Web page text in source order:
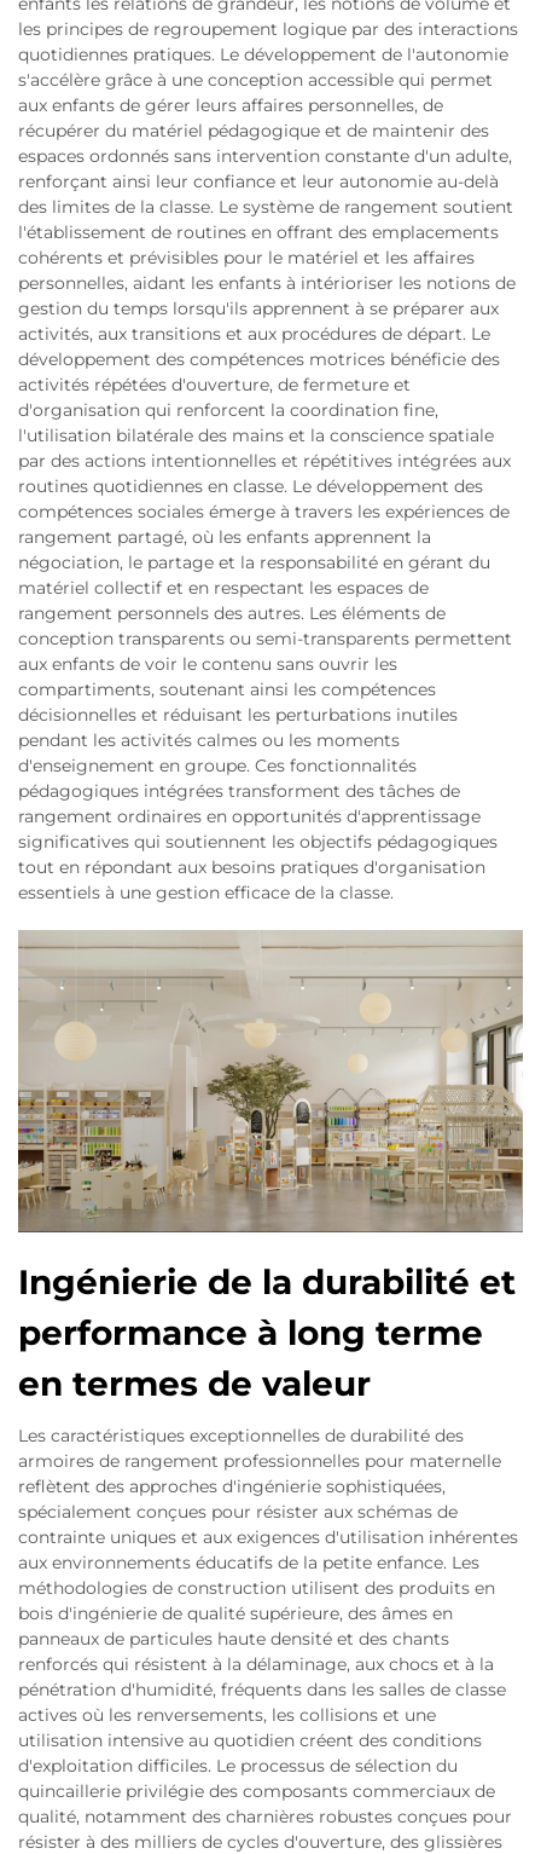
les principes de regroupement logique par des interactions
quotidiennes pratiques. Le développement de l'autonomie
s'accélère grâce à une conception accessible qui permet
aux enfants de gérer leurs affaires personnelles, de
récupérer du matériel pédagogique et de maintenir des
espaces ordonnés sans intervention constante d'un adulte,
renforçant ainsi leur confiance et leur autonomie au-delà
des limites de la classe. Le système de rangement soutient
l'établissement de routines en offrant des emplacements
cohérents et prévisibles pour le matériel et les affaires
personnelles, aidant les enfants à intérioriser les notions de
gestion du temps lorsqu'ils apprennent à se préparer aux
activités, aux transitions et aux procédures de départ. Le
développement des compétences motrices bénéficie des
activités répétées d'ouverture, de fermeture et
d'organisation qui renforcent la coordination fine,
l'utilisation bilatérale des mains et la conscience spatiale
par des actions intentionnelles et répétitives intégrées aux
routines quotidiennes en classe. Le développement des
compétences sociales émerge à travers les expériences de
rangement partagé, où les enfants apprennent la
négociation, le partage et la responsabilité en gérant du
matériel collectif et en respectant les espaces de
rangement personnels des autres. Les éléments de
conception transparents ou semi-transparents permettent
aux enfants de voir le contenu sans ouvrir les
compartiments, soutenant ainsi les compétences
décisionnelles et réduisant les perturbations inutiles
pendant les activités calmes ou les moments
d'enseignement en groupe. Ces fonctionnalités
pédagogiques intégrées transforment des tâches de
rangement ordinaires en opportunités d'apprentissage
significatives qui soutiennent les objectifs pédagogiques
tout en répondant aux besoins pratiques d'organisation
essentiels à une gestion efficace de la classe.
Ingénierie de la durabilité et
performance à long terme
en termes de valeur
Les caractéristiques exceptionnelles de durabilité des
armoires de rangement professionnelles pour maternelle
reflètent des approches d'ingénierie sophistiquées,
spécialement conçues pour résister aux schémas de
contrainte uniques et aux exigences d'utilisation inhérentes
aux environnements éducatifs de la petite enfance. Les
méthodologies de construction utilisent des produits en
bois d'ingénierie de qualité supérieure, des âmes en
panneaux de particules haute densité et des chants
renforcés qui résistent à la délaminage, aux chocs et à la
pénétration d'humidité, fréquents dans les salles de classe
actives où les renversements, les collisions et une
utilisation intensive au quotidien créent des conditions
d'exploitation difficiles. Le processus de sélection du
quincaillerie privilégie des composants commerciaux de
qualité, notamment des charnières robustes conçues pour
résister à des milliers de cycles d'ouverture, des glissières